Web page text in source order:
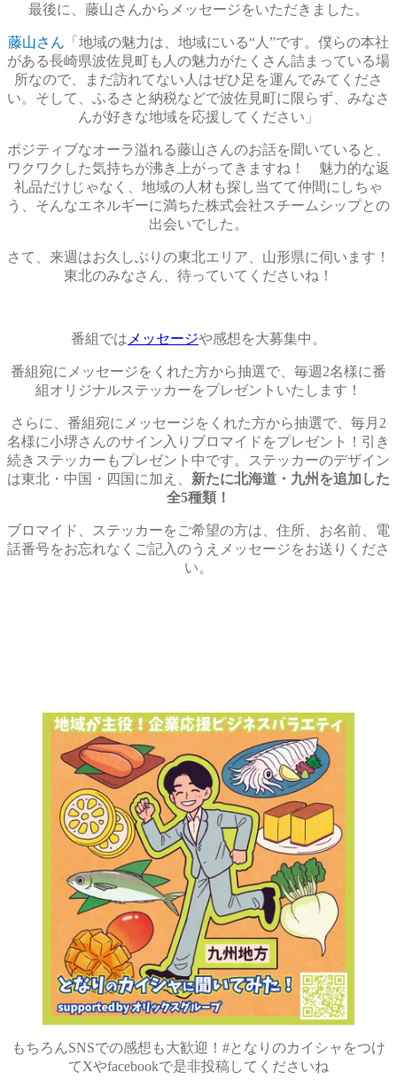
最後に、藤山さんからメッセージをいただきました。
藤山さん 「地域の魅力は、地域にいる“人”です。僕らの本社
がある長崎県波佐見町も人の魅力がたくさん詰まっている場
所なので、まだ訪れてない人はぜひ足を運んでみてくださ
い。そして、ふるさと納税などで波佐見町に限らず、みなさ
んが好きな地域を応援してください」
ポジティブなオーラ溢れる藤山さんのお話を聞いていると、
ワクワクした気持ちが沸き上がってきますね！ 魅力的な返
礼品だけじゃなく、地域の人材も探し当てて仲間にしちゃ
う、そんなエネルギーに満ちた株式会社スチームシップとの
出会いでした。
さて、来週はお久しぶりの東北エリア、山形県に伺います！
東北のみなさん、待っていてくださいね！
番組では メッセージや感想を大募集中。
番組宛にメッセージをくれた方から抽選で、毎週2名様に番
組オリジナルステッカーをプレゼントいたします！
さらに、番組宛にメッセージをくれた方から抽選で、毎月2
名様に小堺さんのサイン入りブロマイドをプレゼント！引き
続きステッカーもプレゼント中です。ステッカーのデザイン
は東北・中国・四国に加え、 新たに北海道・九州を追加した
全5種類！
ブロマイド、ステッカーをご希望の方は、住所、お名前、電
話番号をお忘れなくご記入のうえメッセージをお送りくださ
い。
もちろんSNSでの感想も大歓迎！#となりのカイシャをつけ
てXやfacebookで是非投稿してくださいね